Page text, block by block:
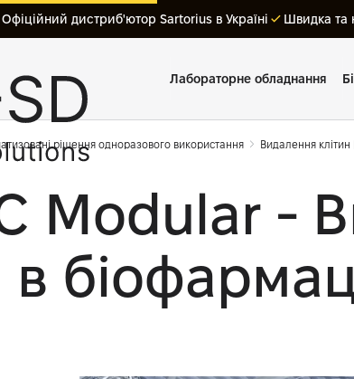
Офіційний дистриб'ютор Sartorius в Україні Швидка та
Лабораторне обладнання
рішення одноразового використання Видалення клітин
Modular -
в